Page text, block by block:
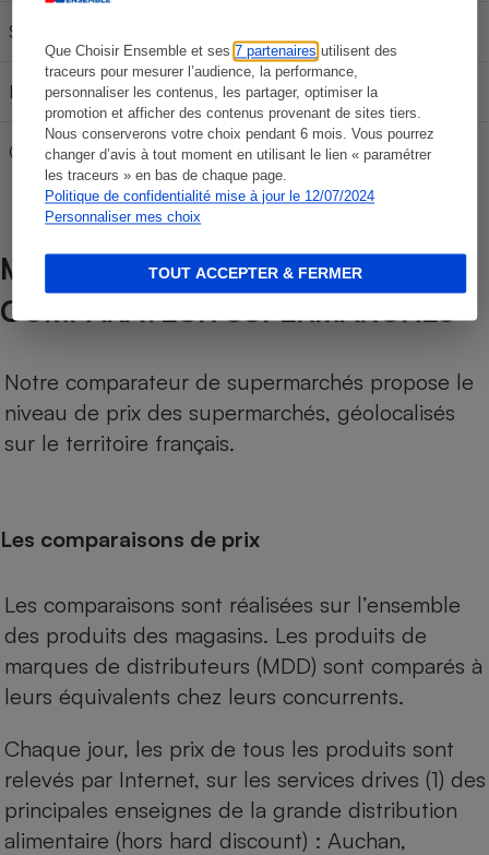
Que Choisir Ensemble et ses7 partenaires utilisent des
traceurs pour mesurer l’audience, la performance,
personnaliser les contenus, les partager, optimiser la
promotion et afficher des contenus provenant de sites tiers.
Nous conserverons votre choix pendant 6 mois. Vous pourrez
changer d’avis à tout moment en utilisant le lien « paramétrer
les traceurs » en bas de chaque page.
Politique de confidentialité mise à jour le 12/07/2024
Personnaliser mes choix
TOUT ACCEPTER & FERMER
SP 95-E10
E85 23,67 € 39,45 € 55,23 €
Gazole 62,97 € 104,95 € 146,93 €
MÉTHODOLOGIE DE NOTRE
COMPARATEUR SUPERMARCHÉS
Notre comparateur de supermarchés propose le
niveau de prix des supermarchés, géolocalisés
sur le territoire français.
Les comparaisons de prix
Les comparaisons sont réalisées sur l’ensemble
des produits des magasins. Les produits de
marques de distributeurs (MDD) sont comparés à
leurs équivalents chez leurs concurrents.
Chaque jour, les prix de tous les produits sont
relevés par Internet, sur les services drives (1) des
principales enseignes de la grande distribution
alimentaire (hors hard discount) : Auchan,